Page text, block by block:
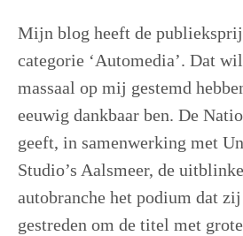
Mijn blog heeft de
categorie ‘Automedia’. Dat
massaal op mij gestemd
eeuwig dankbaar ben. De
geeft, in samenwerking met
Studio’s Aalsmeer, de
autobranche het podium dat
gestreden om de titel met